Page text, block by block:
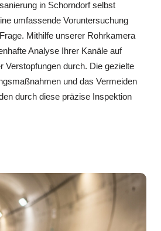
in Schorndorf selbst
umfassende Voruntersuchung
Mithilfe unserer Rohrkamera
Analyse Ihrer Kanäle auf
Verstopfungen durch. Die gezielte
und das Vermeiden
durch diese präzise Inspektion